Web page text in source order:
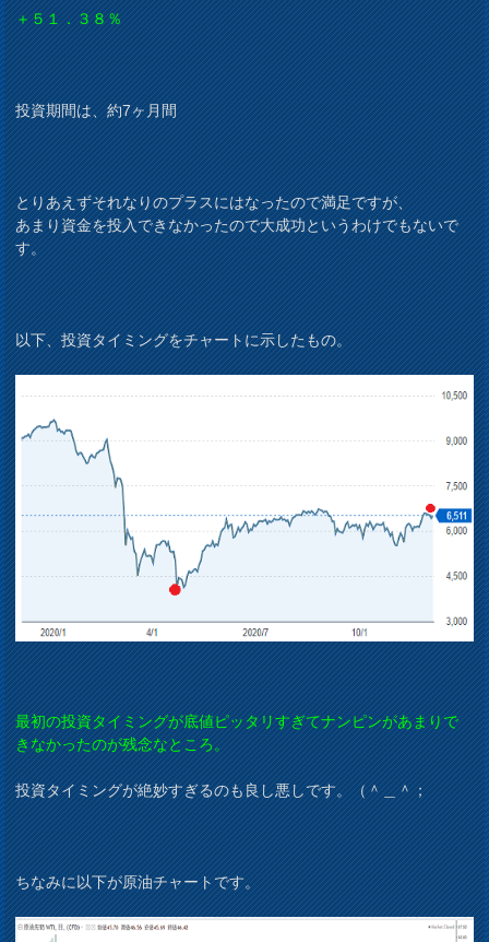
＋５１．３８％
投資期間は、約7ヶ月間
とりあえずそれなりのプラスにはなったので満足ですが、
あまり資金を投入できなかったので大成功というわけでもないで
す。
以下、投資タイミングをチャートに示したもの。
最初の投資タイミングが底値ピッタリすぎてナンピンがあまりで
きなかったのが残念なところ。
投資タイミングが絶妙すぎるのも良し悪しです。（＾＿＾；
ちなみに以下が原油チャートです。